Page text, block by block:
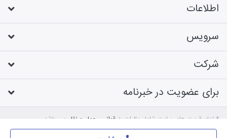
اطلاعات
سرویس
شرکت
برای عضویت در خبرنامه
* تمام قیمت های سایت شامل مالیات + قوانین حمل و نقل می باشد
طراحی فروشگاه اینترنتی